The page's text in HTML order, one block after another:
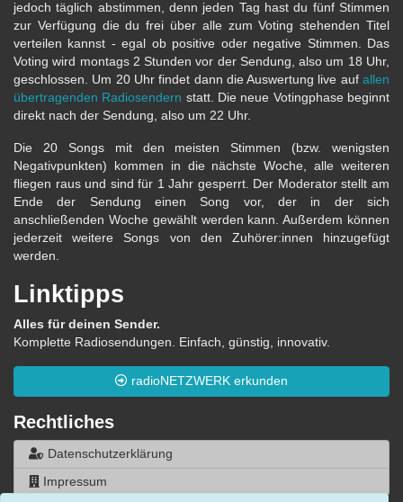
jedoch täglich abstimmen, denn jeden Tag hast du fünf Stimmen
zur Verfügung die du frei über alle zum Voting stehenden Titel
verteilen kannst - egal ob positive oder negative Stimmen. Das
Voting wird montags 2 Stunden vor der Sendung, also um 18 Uhr,
geschlossen. Um 20 Uhr findet dann die Auswertung live auf allen
übertragenden Radiosendern statt. Die neue Votingphase beginnt
direkt nach der Sendung, also um 22 Uhr.
Die 20 Songs mit den meisten Stimmen (bzw. wenigsten
Negativpunkten) kommen in die nächste Woche, alle weiteren
fliegen raus und sind für 1 Jahr gesperrt. Der Moderator stellt am
Ende der Sendung einen Song vor, der in der sich
anschließenden Woche gewählt werden kann. Außerdem können
jederzeit weitere Songs von den Zuhörer:innen hinzugefügt
werden.
Linktipps
Alles für deinen Sender.
Komplette Radiosendungen. Einfach, günstig, innovativ.
radioNETZWERK erkunden
Rechtliches
Datenschutzerklärung
Impressum